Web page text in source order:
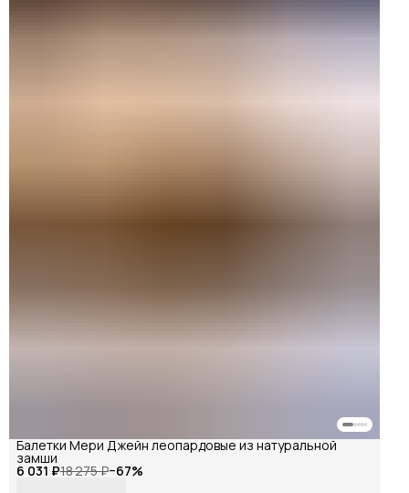
6 031 ₽18 275 ₽−67%
Балетки Мери Джейн леопардовые из натуральной
замши